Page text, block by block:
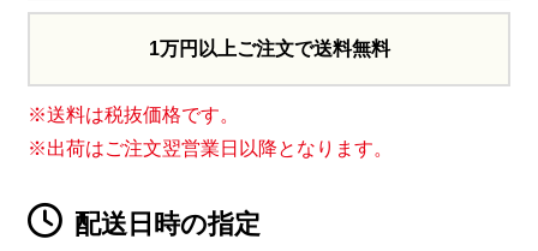
1万円以上ご注文で送料無料
※送料は税抜価格です。
※出荷はご注文翌営業日以降となります。
配送日時の指定